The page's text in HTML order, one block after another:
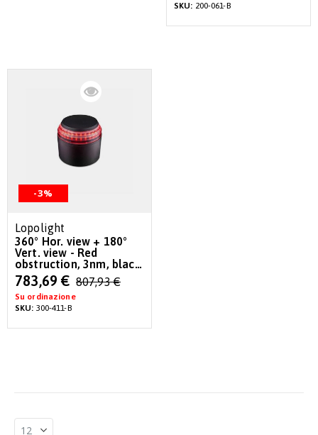
SKU: 200-061-B
-3%
Lopolight
360° Hor. view + 180°
Vert. view - Red
obstruction, 3nm, black
w/0.7 m
Special
Price
783,69 € 807,93 €
Su ordinazione
SKU: 300-411-B